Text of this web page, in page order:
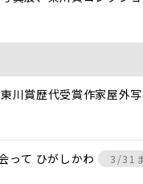
川賞歴代受賞作家屋外
って ひがしかわ 3/31